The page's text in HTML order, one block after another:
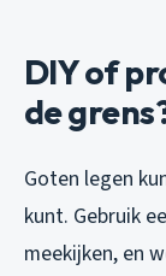
DIY of
de
Goten legen
kunt. Gebruik
meekijken, en